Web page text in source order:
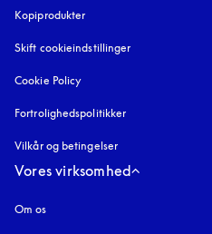
Kopiprodukter
Skift cookieindstillinger
Cookie Policy
Fortrolighedspolitikker
Vilkår og betingelser
Vores virksomhed
Om os